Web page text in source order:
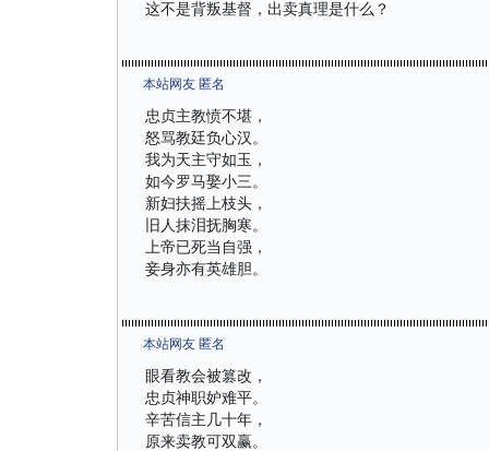
这不是背叛基督，出卖真理是什么？
本站网友 匿名
忠贞主教愤不堪，
怒骂教廷负心汉。
我为天主守如玉，
如今罗马娶小三。
新妇扶摇上枝头，
旧人抹泪抚胸寒。
上帝已死当自强，
妾身亦有英雄胆。
本站网友 匿名
眼看教会被篡改，
忠贞神职妒难平。
辛苦信主几十年，
原来卖教可双赢。